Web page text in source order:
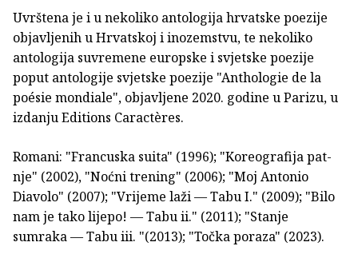
Uvrštena je i u nekoliko antologija hrvatske poezije
objavljenih u Hrvatskoj i inozem­stvu, te nekoliko
antologija suvremene europske i svjetske poezije
poput antologije svjetske poezije "Anthologie de la
poésie mondiale", objavljene 2020. godine u Parizu, u
izdanju Editions Caractères.
Romani: "Francuska suita" (1996); "Koreografija pat­
nje" (2002), "Noćni trening" (2006); "Moj Antonio
Diavolo" (2007); "Vrijeme laži — Tabu I." (2009); "Bilo
nam je tako lijepo! — Tabu ii." (2011); "Stanje
sumraka — Tabu iii. "(2013); "Točka poraza" (2023).